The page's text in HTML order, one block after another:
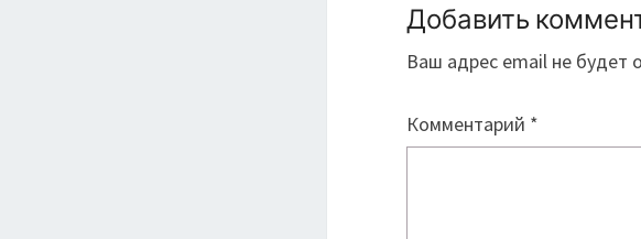
Добавить
Ваш адрес email не будет
Комментарий *